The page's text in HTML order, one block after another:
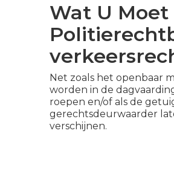
Wat U
Net zoals het openbaar
worden in de
roepen en/of als de
gerechtsdeurwaarder
verschijnen.